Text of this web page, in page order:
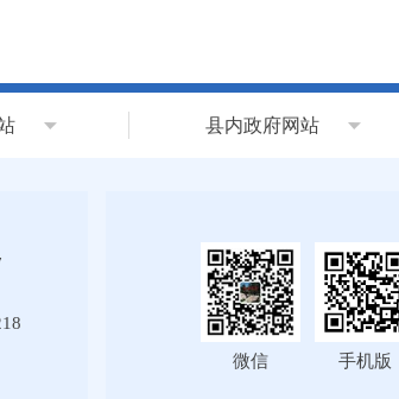
县内政府网站
微信 手机版